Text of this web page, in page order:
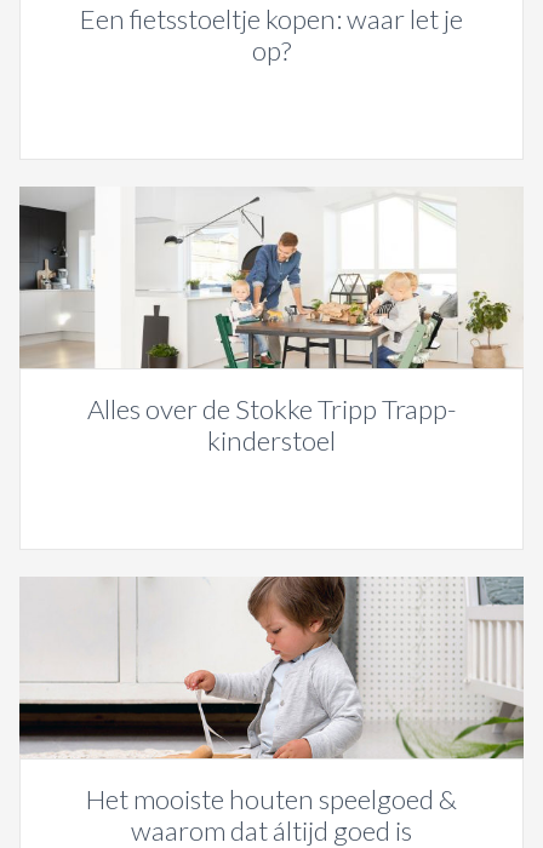
Een fietsstoeltje kopen: waar let je
op?
Alles over de Stokke Tripp Trapp-
kinderstoel
Het mooiste houten speelgoed &
waarom dat áltijd goed is